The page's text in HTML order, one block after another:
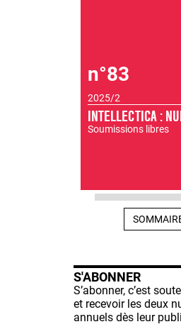
n°83
2025/2
INTELLECTICA :
Soumissions libres
S'ABONNER
S’abonner, c’est
et recevoir les deux
annuels dès leur